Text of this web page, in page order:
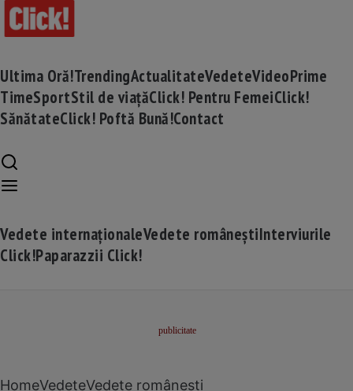
Ultima Oră!TrendingActualitateVedeteVideoPrime
TimeSportStil de viațăClick! Pentru FemeiClick!
SănătateClick! Poftă Bună!Contact
Vedete internaționaleVedete româneștiInterviurile
Click!Paparazzii Click!
HomeVedeteVedete românești